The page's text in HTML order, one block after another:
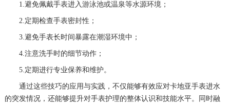
1.避免佩戴手表进入游泳池或温泉等水源环境；
2.定期检查手表密封性；
3.避免手表长时间暴露在潮湿环境中；
4.注意洗手时的细节动作；
5.定期进行专业保养和维护。
通过这些技巧的应用与实践，不仅能够有效应对卡地亚手表进水
的突发情况，还能够提升对手表护理的整体认识和技能水平。同时融